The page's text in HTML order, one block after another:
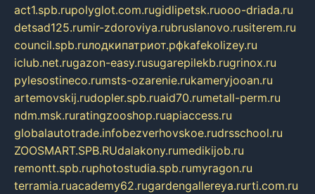
act1.spb.rupolyglot.com.rugidlipetsk.ruooo-driada.ru
detsad125.rumir-zdoroviya.rubruslanovo.rusiterem.ru
council.spb.ruлодкипатриот.рфkafekolizey.ru
iclub.net.rugazon-easy.rusugarepilekb.rugrinox.ru
pylesostineco.rumsts-ozarenie.rukameryjooan.ru
artemovskij.rudopler.spb.ruaid70.rumetall-perm.ru
ndm.msk.ruratingzooshop.ruapiaccess.ru
globalautotrade.infobezverhovskoe.rudrsschool.ru
ZOOSMART.SPB.RUdalakony.rumedikijob.ru
remontt.spb.ruphotostudia.spb.rumyragon.ru
terramia.ruacademy62.rugardengallereya.rurti.com.ru